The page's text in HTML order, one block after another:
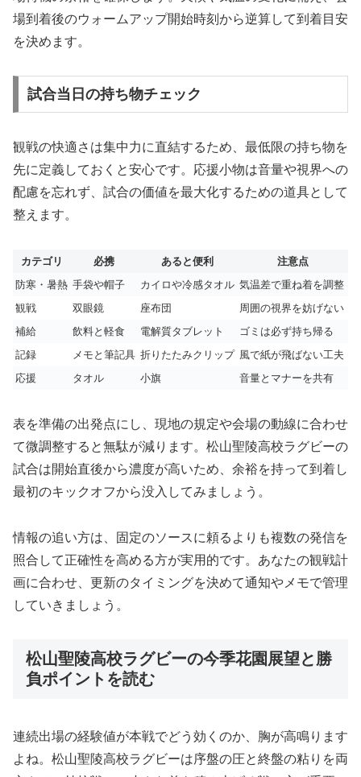
場到着後のウォームアップ開始時刻から逆算して到着目安
を決めます。
試合当日の持ち物チェック
観戦の快適さは集中力に直結するため、最低限の持ち物を
先に定義しておくと安心です。応援小物は音量や視界への
配慮を忘れず、試合の価値を最大化するための道具として
整えます。
カテゴリ 必携 あると便利
注意点
防寒・暑熱 手袋や帽子 カイロや冷感タオル 気温差で重ね着を調整
観戦
双眼鏡 座布団
周囲の視界を妨げない
補給
飲料と軽食 電解質タブレット
ゴミは必ず持ち帰る
記録
メモと筆記具 折りたたみクリップ 風で紙が飛ばない工夫
応援
タオル 小旗 音量とマナーを共有
表を準備の出発点にし、現地の規定や会場の動線に合わせ
て微調整すると無駄が減ります。松山聖陵高校ラグビーの
試合は開始直後から濃度が高いため、余裕を持って到着し
最初のキックオフから没入してみましょう。
情報の追い方は、固定のソースに頼るよりも複数の発信を
照合して正確性を高める方が実用的です。あなたの観戦計
画に合わせ、更新のタイミングを決めて通知やメモで管理
していきましょう。
松山聖陵高校ラグビーの今季花園展望と勝
負ポイントを読む
連続出場の経験値が本戦でどう効くのか、胸が高鳴ります
よね。松山聖陵高校ラグビーは序盤の圧と終盤の粘りを両